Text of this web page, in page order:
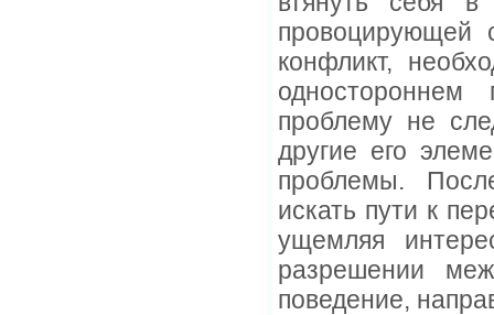
провоцирующей
конфликт,
одностороннем
проблему не
другие его
проблемы.
искать пути к
ущемляя
разрешении
поведение,